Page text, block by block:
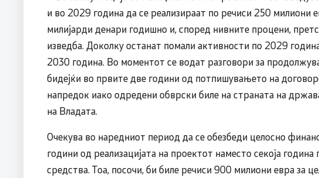
и во 2029 година да се реализираат по речиси 250 милиони
милијарди денари годишно и, според нивните процени,
изведба. Доколку останат помали активности по 2029
2030 година. Во моментот се водат разговори за
бидејќи во првите две години од потпишувањето на
напредок иако одредени обврски биле на страната на
на Владата.
Очекува во наредниот период да се обезбеди целосно
години од реализацијата на проектот наместо секоја
средства. Тоа, посочи, би биле речиси 900 милиони евра за